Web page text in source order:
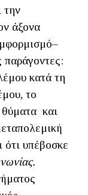
την
άξονα
κατά τη
το
και
ότι υπέβοσκε